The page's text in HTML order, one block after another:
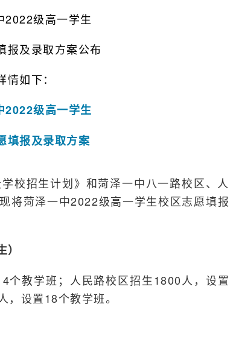
2022级高一学生
报及录取方案公布
情如下：
2022级高一学生
填报及录取方案
校招生计划》和菏泽一中八一路校区、人
将菏泽一中2022级高一学生校区志愿填报
个教学班；人民路校区招生1800人，设置
设置18个教学班。